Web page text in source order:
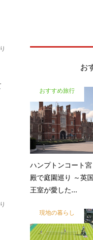
お
おすすめ旅行
ハンプトンコート宮
殿で庭園巡り ～英国
王室が愛した...
現地の暮らし